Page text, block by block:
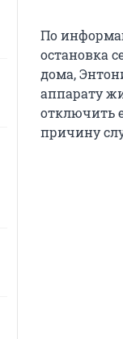
По
остановка
дома,
аппарату
отключить
причину